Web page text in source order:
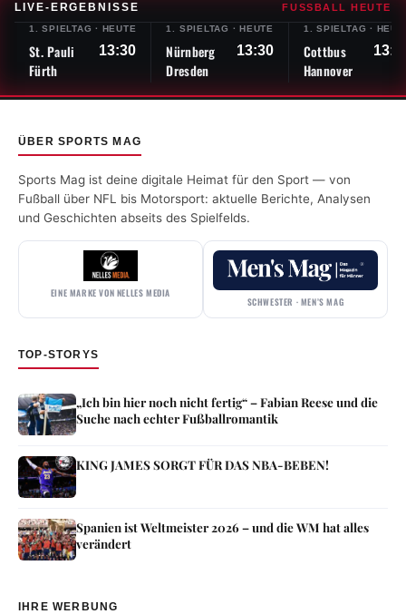
LIVE-ERGEBNISSE FUSSBALL HEUTE
1. SPIELTAG · HEUTE
St. Pauli 13:30
Fürth
1. SPIELTAG ·HEUTE
Nürnberg 13:30
Dresden
1. SPIELTAG ·
Cottbus
Hannover
ÜBER SPORTS MAG
Sports Mag ist deine digitale Heimat für den Sport — von
Fußball über NFL bis Motorsport: aktuelle Berichte, Analysen
und Geschichten abseits des Spielfelds.
EINE MARKE VON NELLES MEDIA
SCHWESTER · MEN’S MAG
TOP-STORYS
„Ich bin hier noch nicht fertig“ – Fabian Reese und die
Suche nach echter Fußballromantik
KING JAMES SORGT FÜR DAS NBA-BEBEN!
Spanien ist Weltmeister 2026 – und die WM hat alles
verändert
IHRE WERBUNG